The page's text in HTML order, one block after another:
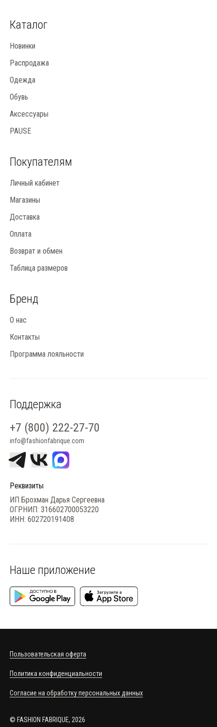
Каталог
Новинки
Распродажа
Одежда
Обувь
Аксессуары
PAUSE
Покупателям
Личный кабинет
Магазины
Доставка
Оплата
Возврат и обмен
Таблица размеров
Бренд
О нас
Контакты
Программа лояльности
Наше приложение
Поддержка
+7 (800) 222-27-70
info@fashionfabrique.com
Реквизиты
ИП Брохман Дарья Сергеевна
ОГРНИП: 316602700053220
ИНН: 602720191408
© FASHION FABRIQUE, 2026
Пользовательская оферта
Политика конфиденциальности
Согласие на обработку персональных данных